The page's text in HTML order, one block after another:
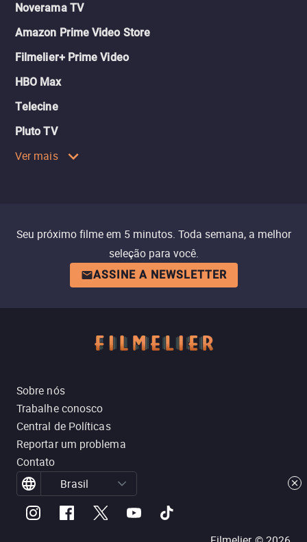
Noverama TV
Amazon Prime Video Store
Filmelier+ Prime Video
HBO Max
Telecine
Pluto TV
Ver mais
Seu próximo filme em 5 minutos. Toda semana, a melhor
seleção para você.
ASSINE A NEWSLETTER
Sobre nós
Trabalhe conosco
Central de Políticas
Reportar um problema
Contato
Brasil